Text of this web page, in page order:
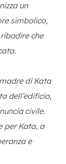
un
simbolico,
che
di Kata
dell’edificio,
civile.
per Kata, a
e